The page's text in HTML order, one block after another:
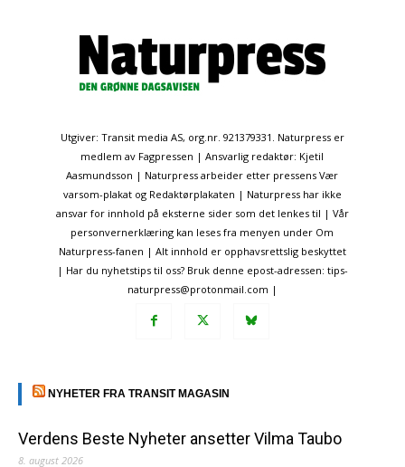
Utgiver: Transit media AS, org.nr. 921379331. Naturpress er
medlem av Fagpressen | Ansvarlig redaktør: Kjetil
Aasmundsson | Naturpress arbeider etter pressens Vær
varsom-plakat og Redaktørplakaten | Naturpress har ikke
ansvar for innhold på eksterne sider som det lenkes til | Vår
personvernerklæring kan leses fra menyen under Om
Naturpress-fanen | Alt innhold er opphavsrettslig beskyttet
| Har du nyhetstips til oss? Bruk denne epost-adressen: tips-
naturpress@protonmail.com |
NYHETER FRA TRANSIT MAGASIN
Verdens Beste Nyheter ansetter Vilma Taubo
8. august 2026